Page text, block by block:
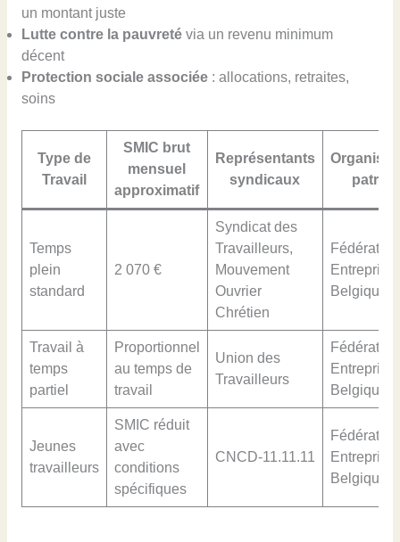
un montant juste
Lutte contre la pauvretévia un revenu minimum
décent
Protection sociale associée: allocations, retraites,
soins
Type de
Travail
SMIC brut
mensuel
approximatif
Représentants
syndicaux
Temps
plein
standard
2 070 €
Syndicat des
Travailleurs,
Mouvement
Ouvrier
Chrétien
Belgique
Travail à
temps
partiel
Proportionnel
au temps de
travail
Union des
Travailleurs
Belgique
Jeunes
travailleurs
SMIC réduit
avec
conditions
spécifiques
CNCD-11.11.11
Belgique